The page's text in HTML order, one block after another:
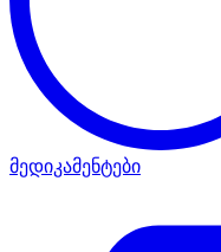
მედიკამენტები